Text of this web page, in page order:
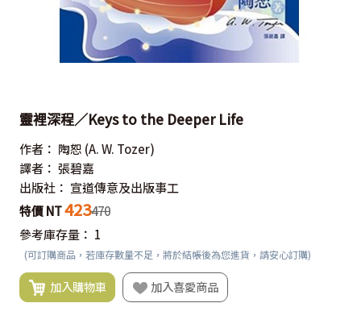
靈裡深程／Keys to the Deeper Life
作者： 陶恕 (A. W. Tozer)
譯者： 張碧嘉
出版社： 宣道傳意及出版事工
特價 NT423470
參考庫存量： 1
(可訂購商品，若庫存數量不足，將於結帳後為您進貨，請安心訂購)
加入購物車 加入喜愛商品